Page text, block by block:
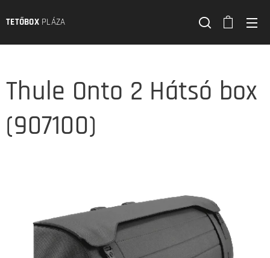
TETŐBOXPLÁZA
Thule Onto 2 Hátsó box
(907100)
Thule Onto 2 hátsó csomagszállító
Thule Onto 2 hátsó csomagszállító